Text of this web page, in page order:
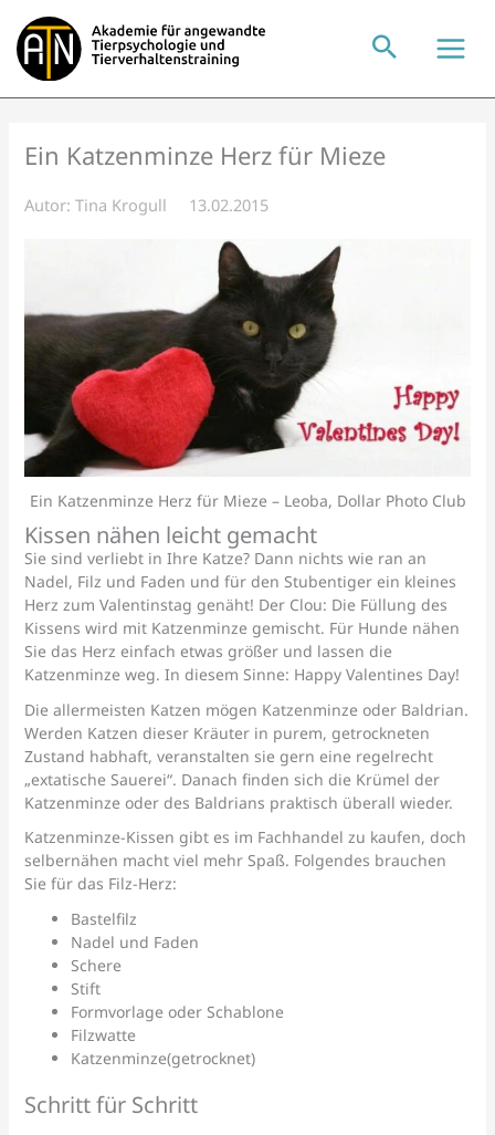
Inhalt
springen
Ein Katzenminze Herz für Mieze
Autor: Tina Krogull 13.02.2015
Ein Katzenminze Herz für Mieze – Leoba, Dollar Photo Club
Kissen nähen leicht gemacht
Sie sind verliebt in Ihre Katze? Dann nichts wie ran an
Nadel, Filz und Faden und für den Stubentiger ein kleines
Herz zum Valentinstag genäht! Der Clou: Die Füllung des
Kissens wird mit Katzenminze gemischt. Für Hunde nähen
Sie das Herz einfach etwas größer und lassen die
Katzenminze weg. In diesem Sinne: Happy Valentines Day!
Die allermeisten Katzen mögen Katzenminze oder Baldrian.
Werden Katzen dieser Kräuter in purem, getrockneten
Zustand habhaft, veranstalten sie gern eine regelrecht
„extatische Sauerei“. Danach finden sich die Krümel der
Katzenminze oder des Baldrians praktisch überall wieder.
Katzenminze-Kissen gibt es im Fachhandel zu kaufen, doch
selbernähen macht viel mehr Spaß. Folgendes brauchen
Sie für das Filz-Herz:
Bastelfilz
Nadel und Faden
Schere
Stift
Formvorlage oder Schablone
Filzwatte
Katzenminze(getrocknet)
Schritt für Schritt